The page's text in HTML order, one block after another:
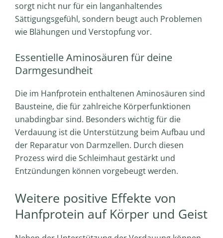
sorgt nicht nur für ein langanhaltendes
Sättigungsgefühl, sondern beugt auch Problemen
wie Blähungen und Verstopfung vor.
Essentielle Aminosäuren für deine
Darmgesundheit
Die im Hanfprotein enthaltenen Aminosäuren sind
Bausteine, die für zahlreiche Körperfunktionen
unabdingbar sind. Besonders wichtig für die
Verdauung ist die Unterstützung beim Aufbau und
der Reparatur von Darmzellen. Durch diesen
Prozess wird die Schleimhaut gestärkt und
Entzündungen können vorgebeugt werden.
Weitere positive Effekte von
Hanfprotein auf Körper und Geist